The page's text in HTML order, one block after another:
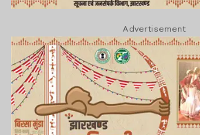
Advertisement